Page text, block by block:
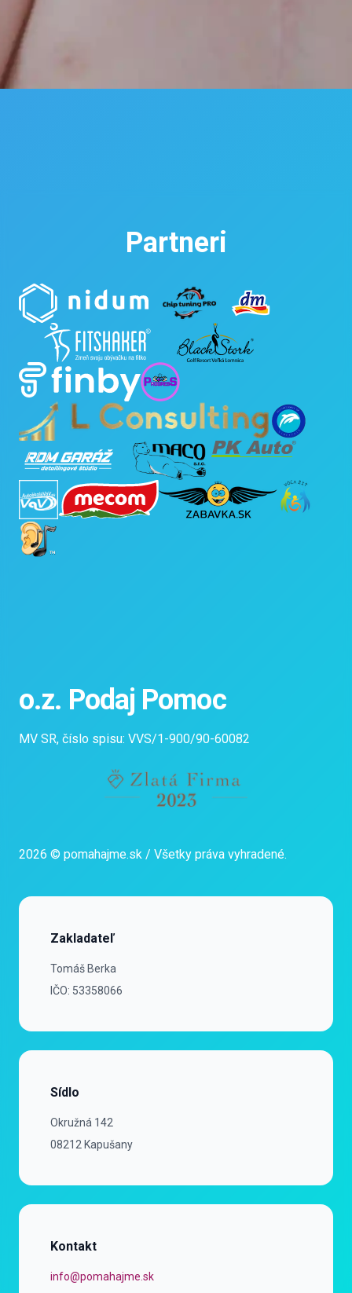
Partneri
o.z. Podaj Pomoc
MV SR, číslo spisu: VVS/1-900/90-60082
2026 © pomahajme.sk / Všetky práva vyhradené.
Zakladateľ
Zakladateľ
Tomáš Berka
IČO: 53358066
Sídlo
Ulica
Okružná 142
Mesto a PSČ
08212 Kapušany
Kontakt
Email
info@pomahajme.sk